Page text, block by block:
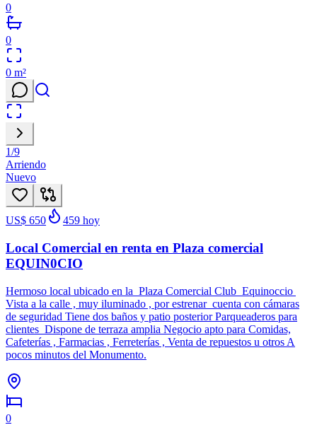
0
0
0 m²
1/9
Arriendo
Nuevo
US$ 650 459 hoy
Local Comercial en renta en Plaza comercial
EQUIN0CIO
Hermoso local ubicado en la Plaza Comercial Club Equinoccio
Vista a la calle , muy iluminado , por estrenar cuenta con cámaras
de seguridad Tiene dos baños y patio posterior Parqueaderos para
clientes Dispone de terraza amplia Negocio apto para Comidas,
Cafeterías , Farmacias , Ferreterías , Venta de repuestos u otros A
pocos minutos del Monumento.
0